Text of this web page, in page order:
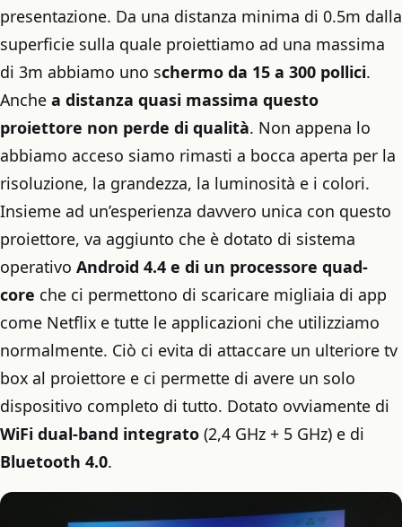
presentazione. Da una distanza minima di 0.5m dalla
superficie sulla quale proiettiamo ad una massima
di 3m abbiamo uno schermo da 15 a 300 pollici.
Anche a distanza quasi massima questo
proiettore non perde di qualità. Non appena lo
abbiamo acceso siamo rimasti a bocca aperta per la
risoluzione, la grandezza, la luminosità e i colori.
Insieme ad un’esperienza davvero unica con questo
proiettore, va aggiunto che è dotato di sistema
operativo Android 4.4 e di un processore quad-
core che ci permettono di scaricare migliaia di app
come Netflix e tutte le applicazioni che utilizziamo
normalmente. Ciò ci evita di attaccare un ulteriore tv
box al proiettore e ci permette di avere un solo
dispositivo completo di tutto. Dotato ovviamente di
WiFi dual-band integrato (2,4 GHz + 5 GHz) e di
Bluetooth 4.0.